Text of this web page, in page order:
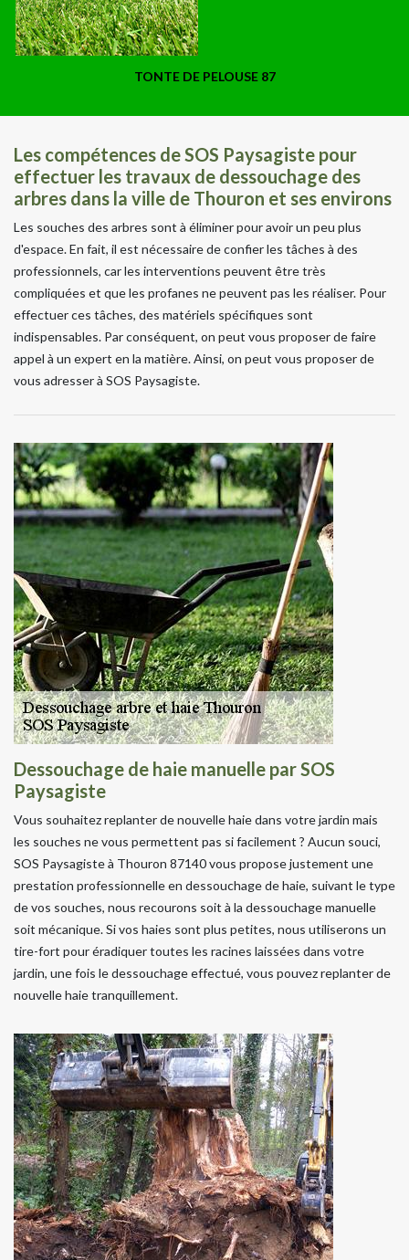
TONTE DE PELOUSE 87
Les compétences de SOS Paysagiste pour
effectuer les travaux de dessouchage des
arbres dans la ville de Thouron et ses environs
Les souches des arbres sont à éliminer pour avoir un peu plus
d'espace. En fait, il est nécessaire de confier les tâches à des
professionnels, car les interventions peuvent être très
compliquées et que les profanes ne peuvent pas les réaliser. Pour
effectuer ces tâches, des matériels spécifiques sont
indispensables. Par conséquent, on peut vous proposer de faire
appel à un expert en la matière. Ainsi, on peut vous proposer de
vous adresser à SOS Paysagiste.
Dessouchage de haie manuelle par SOS
Paysagiste
Vous souhaitez replanter de nouvelle haie dans votre jardin mais
les souches ne vous permettent pas si facilement ? Aucun souci,
SOS Paysagiste à Thouron 87140 vous propose justement une
prestation professionnelle en dessouchage de haie, suivant le type
de vos souches, nous recourons soit à la dessouchage manuelle
soit mécanique. Si vos haies sont plus petites, nous utiliserons un
tire-fort pour éradiquer toutes les racines laissées dans votre
jardin, une fois le dessouchage effectué, vous pouvez replanter de
nouvelle haie tranquillement.